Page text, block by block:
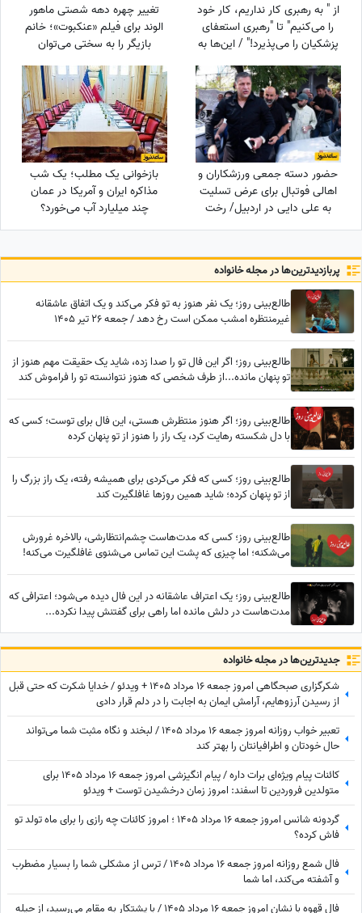
از " به رهبری کار نداریم، کار خود
را می‌کنیم" تا "رهبری استعفای
پزشکیان را می‌پذیرد!" / این‌ها به
نفع چه کسی کار می‌کنند؟
تغییر چهره دهه شصتی ماهور
الوند برای فیلم «عنکبوت»؛ خانم
بازیگر را به سختی می‌توان
شناخت + عکس
حضور دسته جمعی ورزشکاران و
اهالی فوتبال برای عرض تسلیت
به علی دایی در اردبیل/ رخت
عزای شهریار فوتبال ایران در مقام
بازخوانی یک مطلب؛ یک شب
مذاکره ایران و آمریکا در عمان
چند میلیارد آب می‌خورد؟
پربازدید‌ترین‌ها در مجله خانواده
طالع‌بینی روز؛ یک نفر هنوز به تو فکر می‌کند و یک اتفاق عاشقانه
غیرمنتظره امشب ممکن است رخ دهد / جمعه 26 تیر 1405
طالع‌بینی روز؛ اگر این فال تو را صدا زده، شاید یک حقیقت مهم هنوز از
تو پنهان مانده...از طرف شخصی که هنوز نتوانسته تو را فراموش کند
طالع‌بینی روز؛ اگر هنوز منتظرش هستی، این فال برای توست؛ کسی که
با دل شکسته رهایت کرد، یک راز را هنوز از تو پنهان کرده
طالع‌بینی روز؛ کسی که فکر می‌کردی برای همیشه رفته، یک راز بزرگ را
از تو پنهان کرده؛ شاید همین روزها غافلگیرت کند
طالع‌بینی روز؛ کسی که مدت‌هاست چشم‌انتظارشی، بالاخره غرورش
می‌شکنه؛ اما چیزی که پشت این تماس می‌شنوی غافلگیرت می‌کنه!
طالع‌بینی روز؛ یک اعتراف عاشقانه در این فال دیده می‌شود؛ اعترافی که
مدت‌هاست در دلش مانده اما راهی برای گفتنش پیدا نکرده...
جدید‌ترین‌ها در مجله خانواده
شکرگزاری صبحگاهی امروز جمعه 16 مرداد 1405 + ویدئو / خدایا شکرت که حتی قبل
از رسیدن آرزوهایم، آرامشِ ایمان به اجابت را در دلم قرار دادی
تعبیر خواب روزانه امروز جمعه 16 مرداد 1405 / لبخند و نگاه مثبت شما می‌تواند
حال خودتان و اطرافیانتان را بهتر کند
کائنات پیام ویژه‌ای برات داره / پیام انگیزشی امروز جمعه 16 مرداد 1405 برای
متولدین فروردین تا اسفند: امروز زمان درخشیدن توست + ویدئو
گردونه شانس امروز جمعه 16 مرداد 1405 ؛ امروز کائنات چه رازی را برای ماه تولد تو
فاش کرده؟
فال شمع روزانه امروز جمعه 16 مرداد 1405 / ترس از مشکلی شما را بسیار مضطرب
و آشفته می‌کند، اما شما
فال قهوه با نشان امروز جمعه 16 مرداد 1405 / با پشتکار به مقام می‌رسید، از حیله